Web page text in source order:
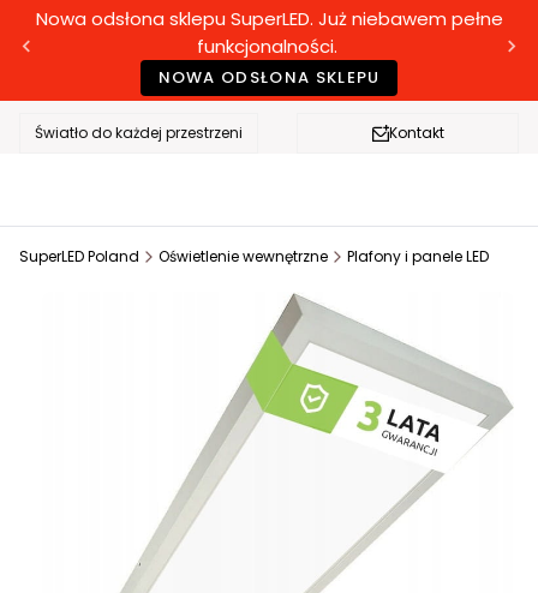
Nowa odsłona sklepu SuperLED. Już niebawem pełne
funkcjonalności.
NOWA ODSŁONA SKLEPU
Światło do każdej przestrzeni Kontakt
SuperLED Poland Oświetlenie wewnętrzne Plafony i panele LED